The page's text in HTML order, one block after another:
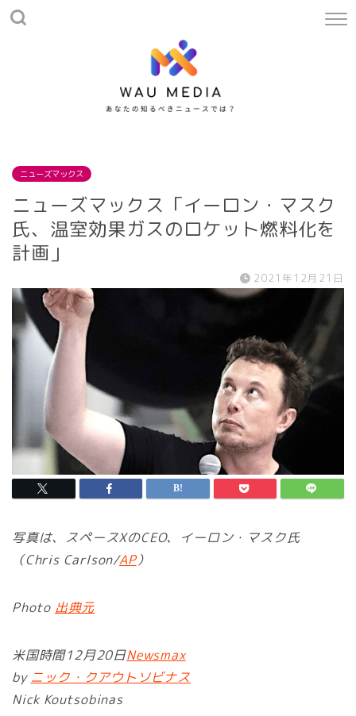
ニューズマックス
ニューズマックス「イーロン・マスク
氏、温室効果ガスのロケット燃料化を
計画」
2021年12月21日
写真は、スペースXのCEO、イーロン・マスク氏
（Chris Carlson/AP）
Photo 出典元
米国時間12月20日Newsmax
by ニック・クアウトソビナス
Nick Koutsobinas